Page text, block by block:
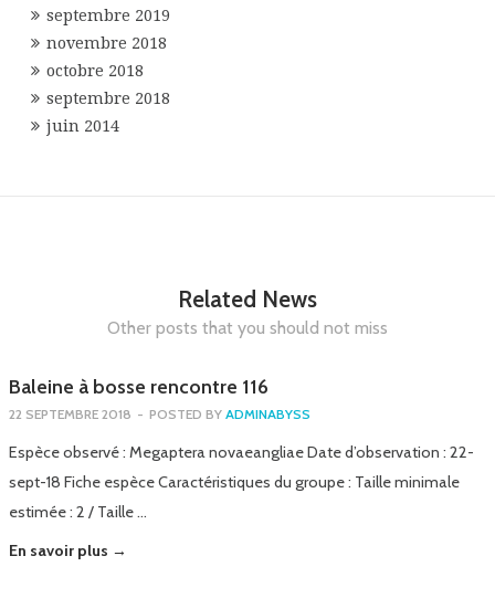
septembre 2019
novembre 2018
octobre 2018
septembre 2018
juin 2014
Related News
Other posts that you should not miss
Baleine à bosse rencontre 116
22 SEPTEMBRE 2018 - POSTED BY ADMINABYSS
Espèce observé : Megaptera novaeangliae Date d’observation : 22-
sept-18 Fiche espèce Caractéristiques du groupe : Taille minimale
estimée : 2 / Taille …
En savoir plus →